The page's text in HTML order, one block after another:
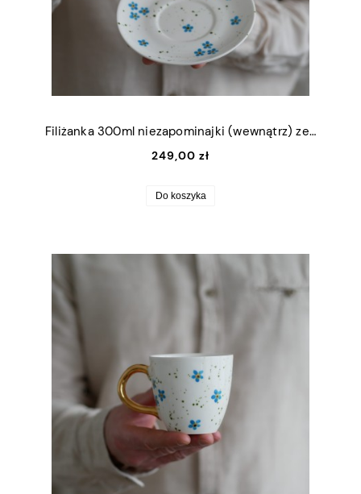
Filiżanka 300ml niezapominajki (wewnątrz) ze złotym uszkiem + talerzyk 15cm
249,00 zł
Do koszyka